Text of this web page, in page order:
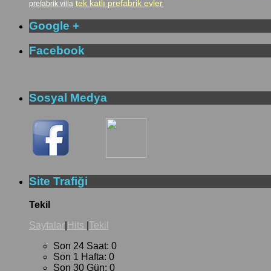
prefabrik villa tek katlı prefabrik evler
Google +
Facebook
Sosyal Medya
Site Trafiği
Tekil
Sayfalar Hits Tekil
Son 24 Saat: 0
Son 1 Hafta: 0
Son 30 Gün: 0